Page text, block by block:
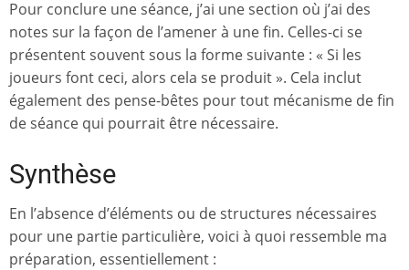
Pour conclure une séance, j’ai une section où j’ai des
notes sur la façon de l’amener à une fin. Celles-ci se
présentent souvent sous la forme suivante : « Si les
joueurs font ceci, alors cela se produit ». Cela inclut
également des pense-bêtes pour tout mécanisme de fin
de séance qui pourrait être nécessaire.
Synthèse
En l’absence d’éléments ou de structures nécessaires
pour une partie particulière, voici à quoi ressemble ma
préparation, essentiellement :